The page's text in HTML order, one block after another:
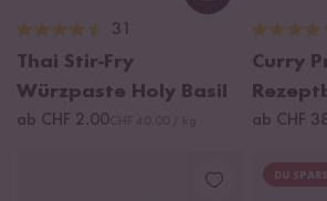
31
Thai Stir-Fry
Würzpaste Holy Basil
ab CHF 2.00
Curry
ab CHF
DU